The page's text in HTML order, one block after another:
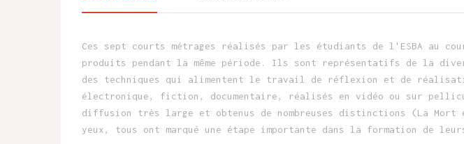
Ces sept courts métrages réalisés par les étudiants de l'ESBA au
produits pendant la même période. Ils sont représentatifs de la
des techniques qui alimentent le travail de réflexion et de
électronique, fiction, documentaire, réalisés en vidéo ou sur
diffusion très large et obtenus de nombreuses distinctions (La
yeux, tous ont marqué une étape importante dans la formation de